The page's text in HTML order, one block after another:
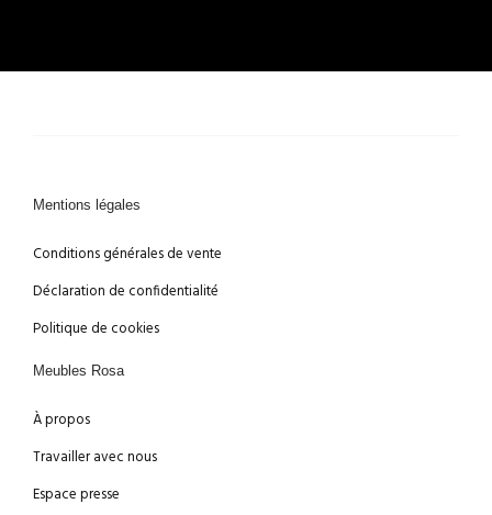
Mentions légales
Conditions générales de vente
Déclaration de confidentialité
Politique de cookies
Meubles Rosa
À propos
Travailler avec nous
Espace presse